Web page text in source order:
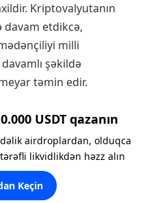
Kriptovalyutanın
etdikcə,
milli
şəkildə
təmin edir.
USDT qazanın
airdroplardan, olduqca
likvidlikdən həzz alın
Keçin